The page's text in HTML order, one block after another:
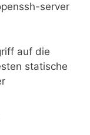
server
auf die
statische